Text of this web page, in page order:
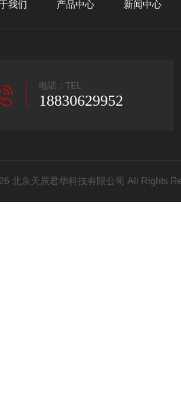
我们 产品中心 新闻中心
电话：TEL
18830629952
北京天辰君华科技有限公司 All Rights